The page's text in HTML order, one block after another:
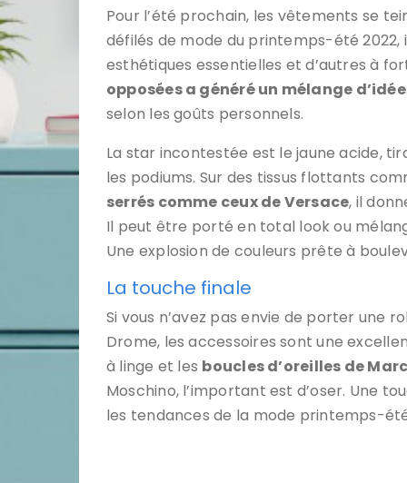
Pour l’été prochain, les vêtements se
défilés de mode du printemps-été
esthétiques essentielles et d’autres à
opposées a généré un mélange
selon les goûts personnels.
La star incontestée est le jaune acide,
les podiums. Sur des tissus flottants
serrés comme ceux de Versace, il
Il peut être porté en total look ou
Une explosion de couleurs prête à
La touche finale
Si vous n’avez pas envie de porter une
Drome, les accessoires sont une
à linge et les boucles d’oreilles de
Moschino, l’important est d’oser. Une
les tendances de la mode printemps-